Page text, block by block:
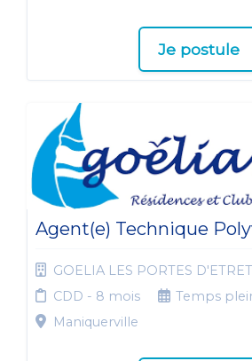
Je postule
Agent(e) Technique
GOELIA LES PORTES
CDD - 8 mois
Temps
Maniquerville